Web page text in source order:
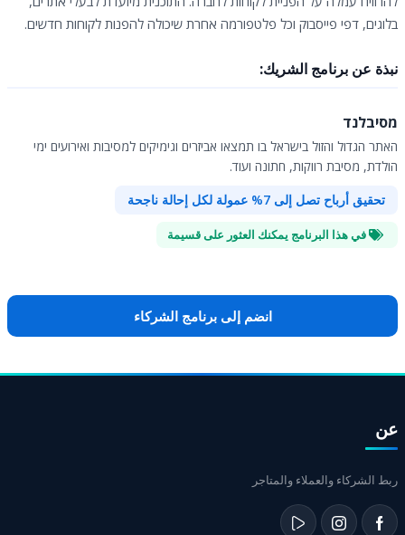
בלוגים, דפי פייסבוק וכל פלטפורמה אחרת שיכולה להפנות לקוחות חדשים.
نبذة عن برنامج الشريك:
מסיבלנד
האתר הגדול והזול בישראל בו תמצאו אביזרים וגימיקים למסיבות ואירועים ימי
הולדת, מסיבת רווקות, חתונה ועוד.
تحقيق أرباح تصل إلى 7% عمولة لكل إحالة ناجحة
في هذا البرنامج يمكنك العثور على قسيمة
انضم إلى برنامج الشركاء
عن
ربط الشركاء والعملاء والمتاجر